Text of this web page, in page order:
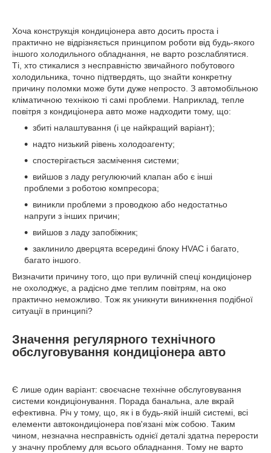
Хоча конструкція кондиціонера авто досить проста і
практично не відрізняється принципом роботи від будь-якого
іншого холодильного обладнання, не варто розслаблятися.
Ті, хто стикалися з несправністю звичайного побутового
холодильника, точно підтвердять, що знайти конкретну
причину поломки може бути дуже непросто. З автомобільною
кліматичною технікою ті самі проблеми. Наприклад, тепле
повітря з кондиціонера авто може надходити тому, що:
збиті налаштування (і це найкращий варіант);
надто низький рівень холодоагенту;
спостерігається засмічення системи;
вийшов з ладу регулюючий клапан або є інші
проблеми з роботою компресора;
виникли проблеми з проводкою або недостатньо
напруги з інших причин;
вийшов з ладу запобіжник;
заклинило дверцята всередині блоку HVAC і багато,
багато іншого.
Визначити причину того, що при вуличній спеці кондиціонер
не охолоджує, а радісно дме теплим повітрям, на око
практично неможливо. Тож як уникнути виникнення подібної
ситуації в принципі?
Значення регулярного технічного
обслуговування кондиціонера авто
Є лише один варіант: своєчасне технічне обслуговування
системи кондиціонування. Порада банальна, але вкрай
ефективна. Річ у тому, що, як і в будь-якій іншій системі, всі
елементи автокондиціонера пов'язані між собою. Таким
чином, незначна несправність однієї деталі здатна перерости
у значну проблему для всього обладнання. Тому не варто